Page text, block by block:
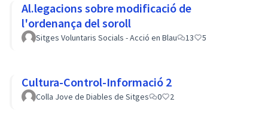
Al.legacions sobre modificació de
l'ordenança del soroll
Sitges Voluntaris Socials - Acció en Blau 13 5
Cultura-Control-Informació 2
Colla Jove de Diables de Sitges 0 2